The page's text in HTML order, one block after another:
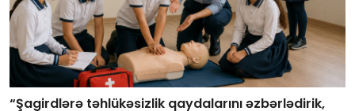
“Şagirdlərə təhlükəsizlik qaydalarını əzbərlədirik,